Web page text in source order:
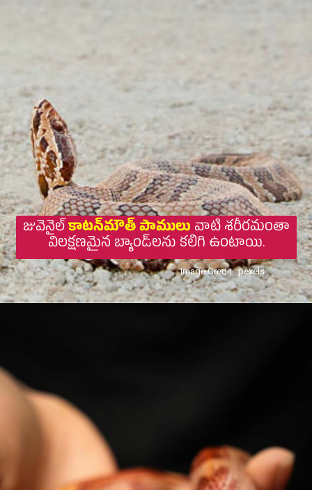
Image Credit : pexels
జువెనైల్కాటన్‌మౌత్‌ పాములువాటి శరీరమంతా
విలక్షణమైన బ్యాండ్‌లను కలిగి ఉంటాయి.